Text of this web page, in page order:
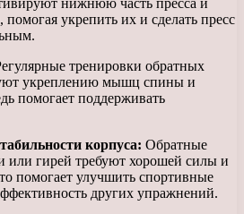
укрепить их и сделать пресс
тренировки обратных
укреплению мышц спины и
помогает поддерживать
корпуса: Обратные
или гирей требуют хорошей силы и
помогает улучшить спортивные
других упражнений.